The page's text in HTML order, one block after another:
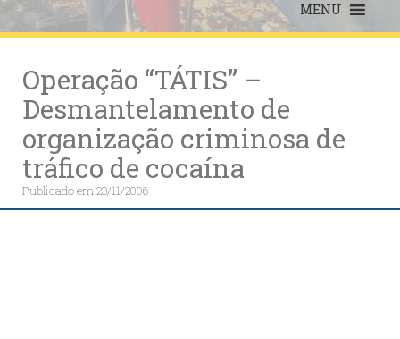
MENU
Operação “TÁTIS” –
Desmantelamento de
organização criminosa de
tráfico de cocaína
Publicado em23/11/2006